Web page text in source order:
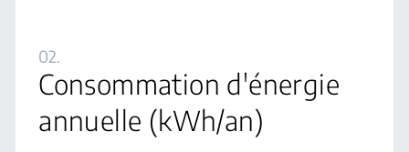
02.
Consommation d'énergie
annuelle (kWh/an)